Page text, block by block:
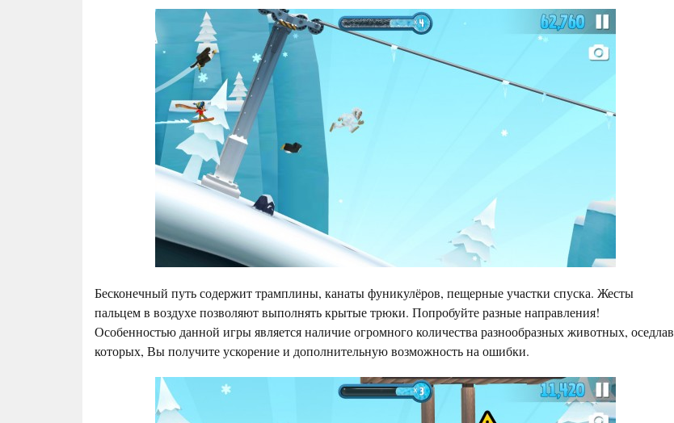
Бесконечный путь содержит трамплины, канаты фуникулёров, пещерные участки спуска. Жесты
пальцем в воздухе позволяют выполнять крытые трюки. Попробуйте разные направления!
Особенностью данной игры является наличие огромного количества разнообразных животных, оседлав
которых, Вы получите ускорение и дополнительную возможность на ошибки.